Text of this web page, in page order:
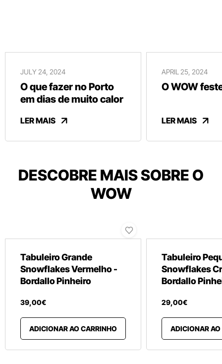
JULY 24, 2024
O que fazer no Porto
em dias de muito calor
LER MAIS
APRIL 25, 2024
O WOW
LER MAIS
DESCOBRE MAIS SOBRE O
WOW
Tabuleiro Grande
Snowflakes Vermelho -
Bordallo Pinheiro
39,00€
ADICIONAR AO CARRINHO
Tabuleiro
Snowflakes
Bordallo
29,00€
ADICIONAR